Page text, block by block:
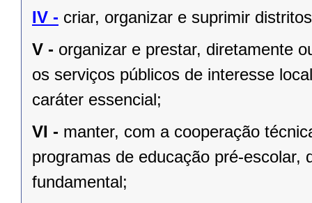
IV - criar, organizar e suprimir
V - organizar e prestar, diretamente
os serviços públicos de interesse
caráter essencial;
VI - manter, com a cooperação
programas de educação pré-escolar,
fundamental;